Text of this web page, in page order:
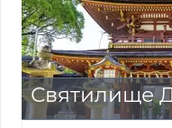
Святилище